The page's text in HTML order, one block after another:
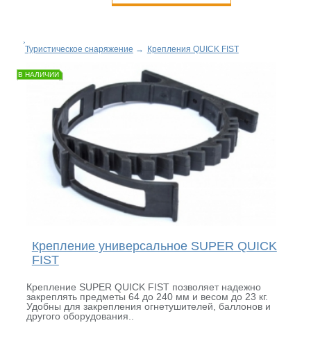
Туристическое снаряжение → Крепления QUICK FIST
В НАЛИЧИИ
Крепление универсальное SUPER QUICK
FIST
Крепление SUPER QUICK FIST позволяет надежно
закреплять предметы 64 до 240 мм и весом до 23 кг.
Удобны для закрепления огнетушителей, баллонов и
другого оборудования..